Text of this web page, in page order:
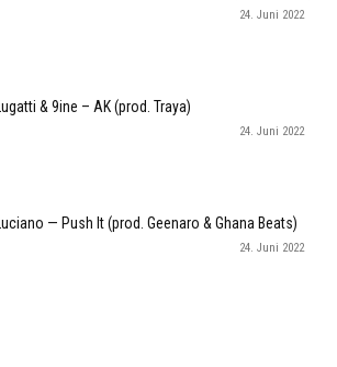
24. Juni 2022
Lugatti & 9ine – AK (prod. Traya)
24. Juni 2022
Luciano — Push It (prod. Geenaro & Ghana Beats)
24. Juni 2022